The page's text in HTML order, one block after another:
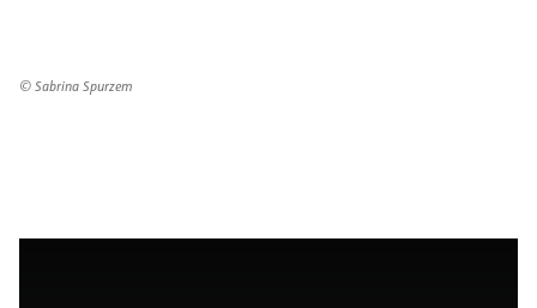
© Sabrina Spurzem